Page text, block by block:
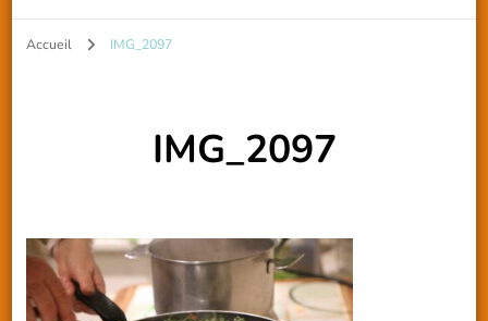
Accueil IMG_2097
IMG_2097